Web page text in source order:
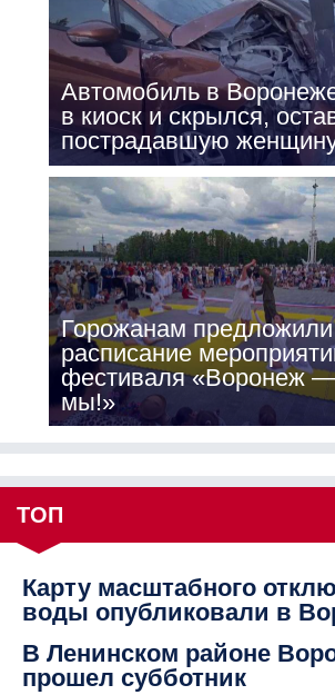
Автомобиль в
в киоск и скрылся,
пострадавшую
Горожанам предложили
расписание
фестиваля «Воронеж
мы!»
ТОП
Карту масштабного
воды опубликовали в
В Ленинском районе
прошел субботник